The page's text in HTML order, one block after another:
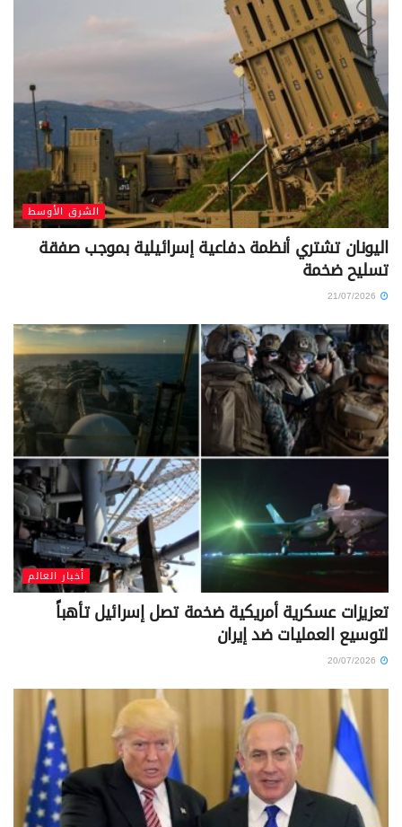
الشرق الأوسط
اليونان تشتري أنظمة دفاعية إسرائيلية بموجب صفقة
تسليح ضخمة
أخبار العالم
تعزيزات عسكرية أمريكية ضخمة تصل إسرائيل تأهباً
لتوسيع العمليات ضد إيران